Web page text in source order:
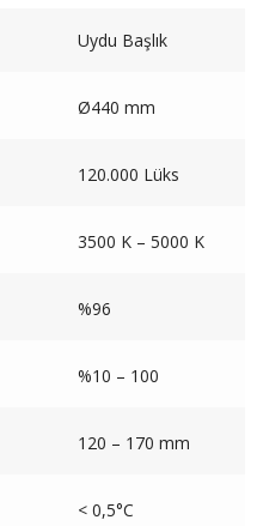
Uydu Başlık
Ø440 mm
120.000 Lüks
3500 K – 5000 K
%96
%10 – 100
120 – 170 mm
< 0,5°C